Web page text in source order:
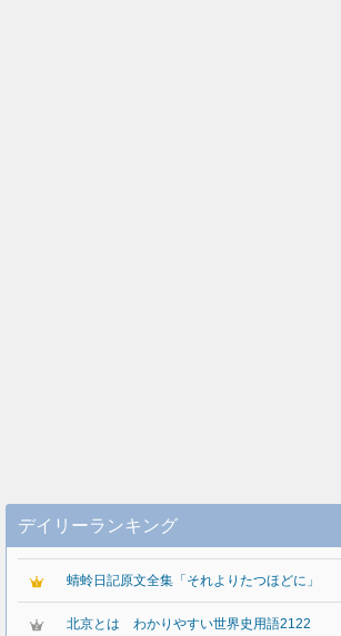
デイリーランキング
蜻蛉日記原文全集「それよりたつほどに」
北京とは わかりやすい世界史用語2122